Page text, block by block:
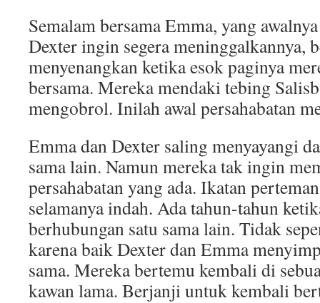
Semalam bersama Emma, yang
Dexter ingin segera meninggalkannya,
menyenangkan ketika esok paginya
bersama. Mereka mendaki tebing
mengobrol. Inilah awal persahabatan
Emma dan Dexter saling menyayangi
sama lain. Namun mereka tak ingin
persahabatan yang ada. Ikatan
selamanya indah. Ada tahun-tahun
berhubungan satu sama lain. Tidak
karena baik Dexter dan Emma
sama. Mereka bertemu kembali di
kawan lama. Berjanji untuk kembali